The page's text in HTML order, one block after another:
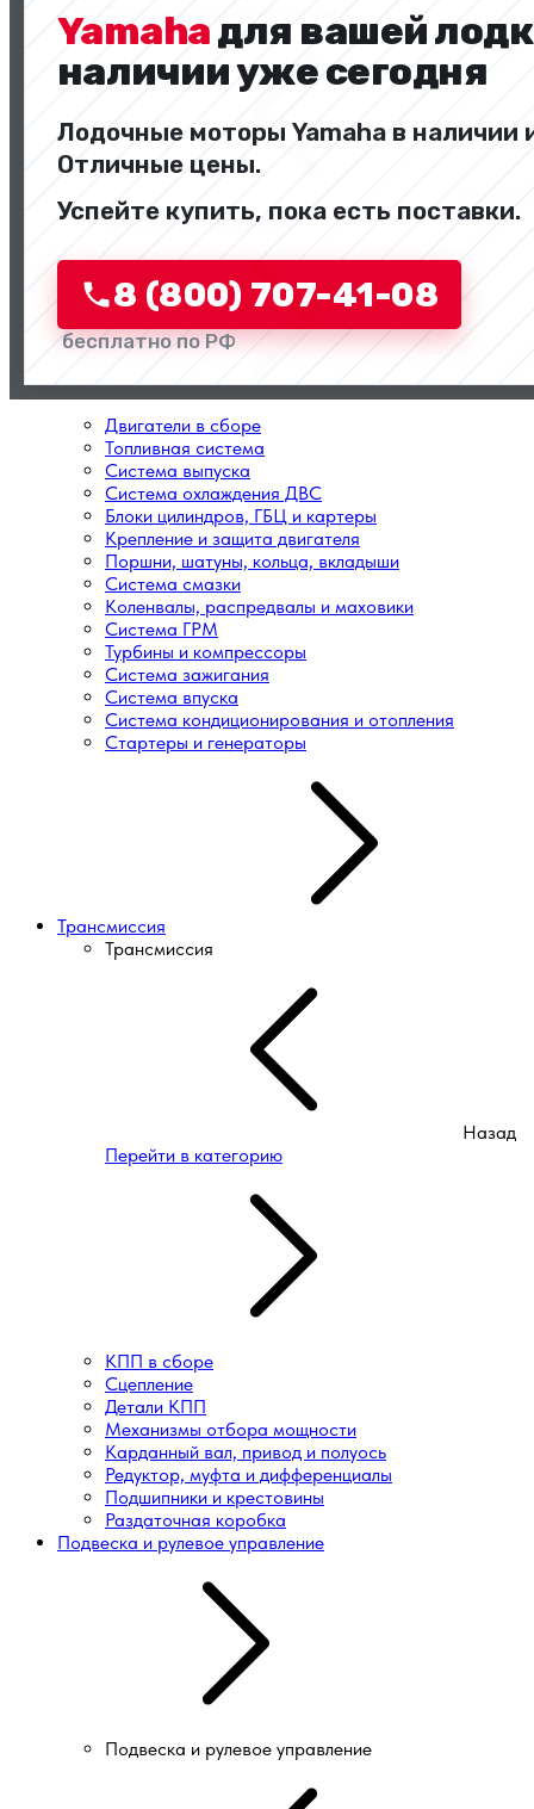
Yamahaдля вашей
наличии уже сегодня
Лодочные моторы Yamaha в наличии
Отличные цены.
Успейте купить, пока есть поставки.
8 (800) 707-41-08
бесплатно по РФ
Двигатели и комплектующие
Перейти в категорию
Двигатели в сборе
Топливная система
Система выпуска
Система охлаждения ДВС
Блоки цилиндров, ГБЦ и картеры
Крепление и защита двигателя
Поршни, шатуны, кольца, вкладыши
Система смазки
Коленвалы, распредвалы и маховики
Система ГРМ
Турбины и компрессоры
Система зажигания
Система впуска
Система кондиционирования и отопления
Стартеры и генераторы
Трансмиссия
Трансмиссия
Назад
Перейти в категорию
КПП в сборе
Сцепление
Детали КПП
Механизмы отбора мощности
Карданный вал, привод и полуось
Редуктор, муфта и дифференциалы
Подшипники и крестовины
Раздаточная коробка
Подвеска и рулевое управление
Подвеска и рулевое управление